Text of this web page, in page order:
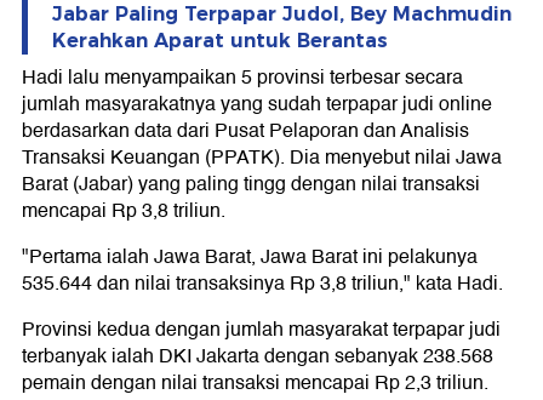
Jabar Paling Terpapar Judol, Bey Machmudin
Kerahkan Aparat untuk Berantas
Hadi lalu menyampaikan 5 provinsi terbesar secara
jumlah masyarakatnya yang sudah terpapar judi online
berdasarkan data dari Pusat Pelaporan dan Analisis
Transaksi Keuangan (PPATK). Dia menyebut nilai Jawa
Barat (Jabar) yang paling tingg dengan nilai transaksi
mencapai Rp 3,8 triliun.
"Pertama ialah Jawa Barat, Jawa Barat ini pelakunya
535.644 dan nilai transaksinya Rp 3,8 triliun," kata Hadi.
Provinsi kedua dengan jumlah masyarakat terpapar judi
terbanyak ialah DKI Jakarta dengan sebanyak 238.568
pemain dengan nilai transaksi mencapai Rp 2,3 triliun.